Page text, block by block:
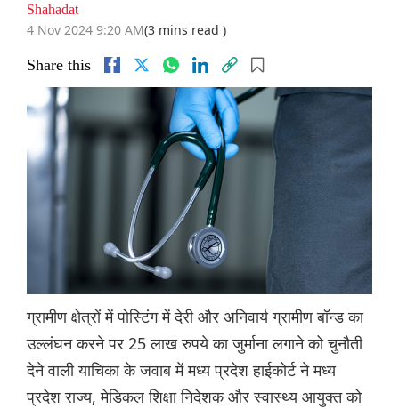
Shahadat
4 Nov 2024 9:20 AM(3 mins read )
Share this
ग्रामीण क्षेत्रों में पोस्टिंग में देरी और अनिवार्य ग्रामीण बॉन्ड का
उल्लंघन करने पर 25 लाख रुपये का जुर्माना लगाने को चुनौती
देने वाली याचिका के जवाब में मध्य प्रदेश हाईकोर्ट ने मध्य
प्रदेश राज्य, मेडिकल शिक्षा निदेशक और स्वास्थ्य आयुक्त को